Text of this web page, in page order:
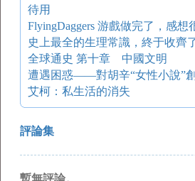
待用
史上最全的生理常識，終于收齊
全球通史 第十章 中國文明
艾柯：私生活的消失
評論集
暫無評論。